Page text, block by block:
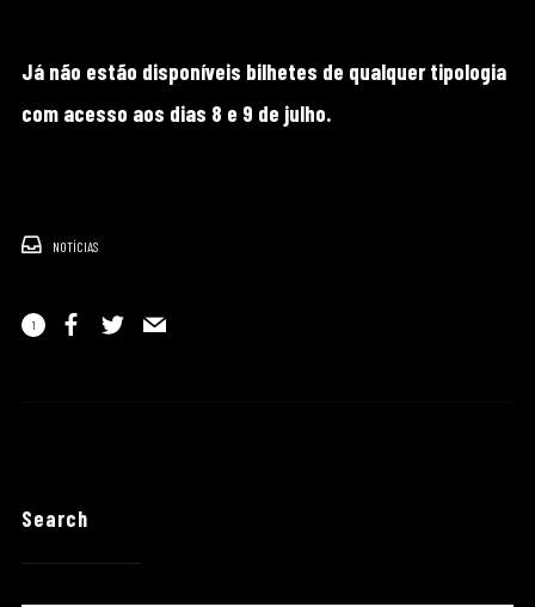
Já não estão disponíveis bilhetes de qualquer tipologia
com acesso aos dias 8 e 9 de julho.
NOTÍCIAS
1
Search